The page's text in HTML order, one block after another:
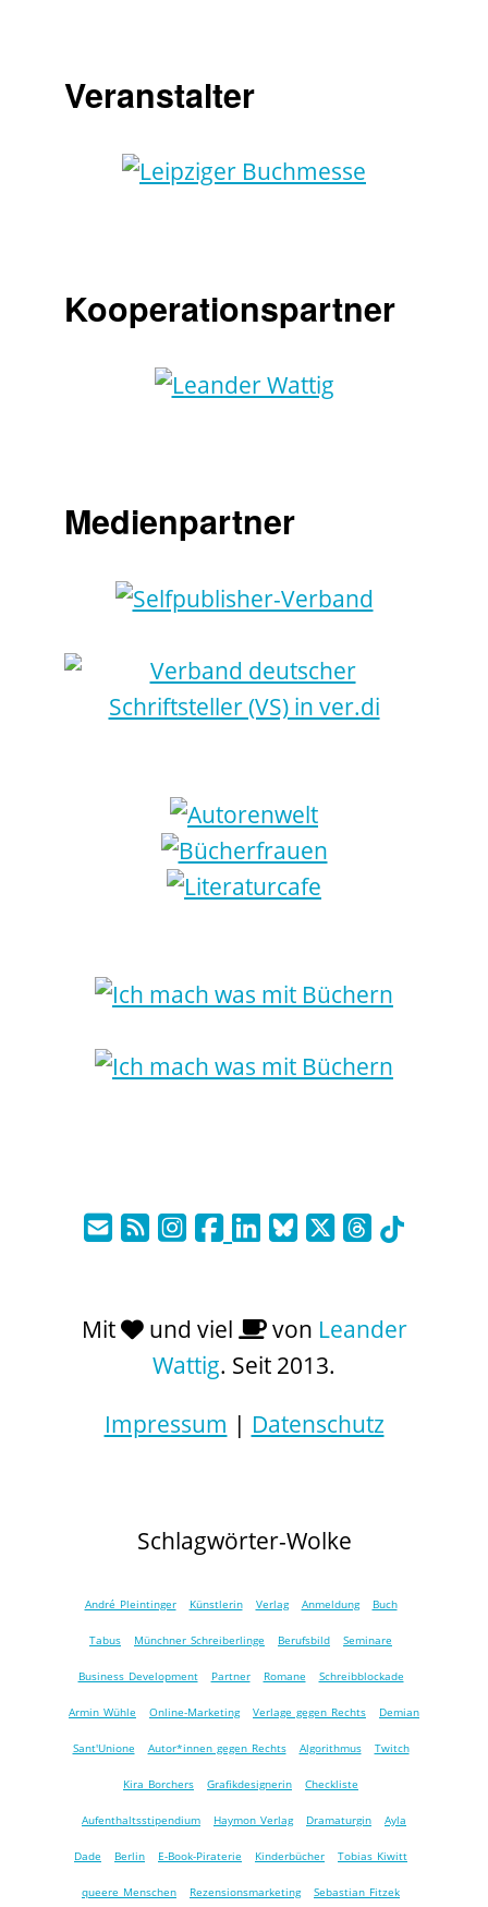
Veranstalter
Kooperationspartner
Medienpartner
Mit und viel von Leander
Wattig. Seit 2013.
Impressum | Datenschutz
Schlagwörter-Wolke
André Pleintinger Künstlerin Verlag Anmeldung Buch
Tabus Münchner Schreiberlinge Berufsbild Seminare
Business Development Partner Romane Schreibblockade
Armin Wühle Online-Marketing Verlage gegen Rechts Demian
Sant'Unione Autor*innen gegen Rechts Algorithmus Twitch
Kira Borchers Grafikdesignerin Checkliste
Aufenthaltsstipendium Haymon Verlag Dramaturgin Ayla
Dade Berlin E-Book-Piraterie Kinderbücher Tobias Kiwitt
queere Menschen Rezensionsmarketing Sebastian Fitzek